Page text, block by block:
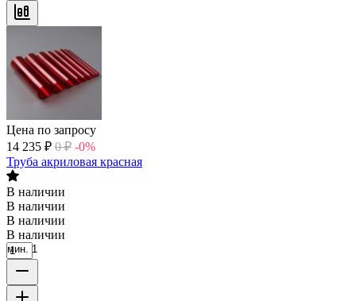
Цена по запросу
14 235 ₽ 0 ₽ -0%
Труба акриловая красная
В наличии
В наличии
В наличии
В наличии
мин. 1